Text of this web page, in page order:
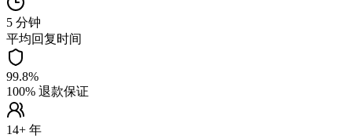
5 分钟
平均回复时间
99.8%
100% 退款保证
14+ 年